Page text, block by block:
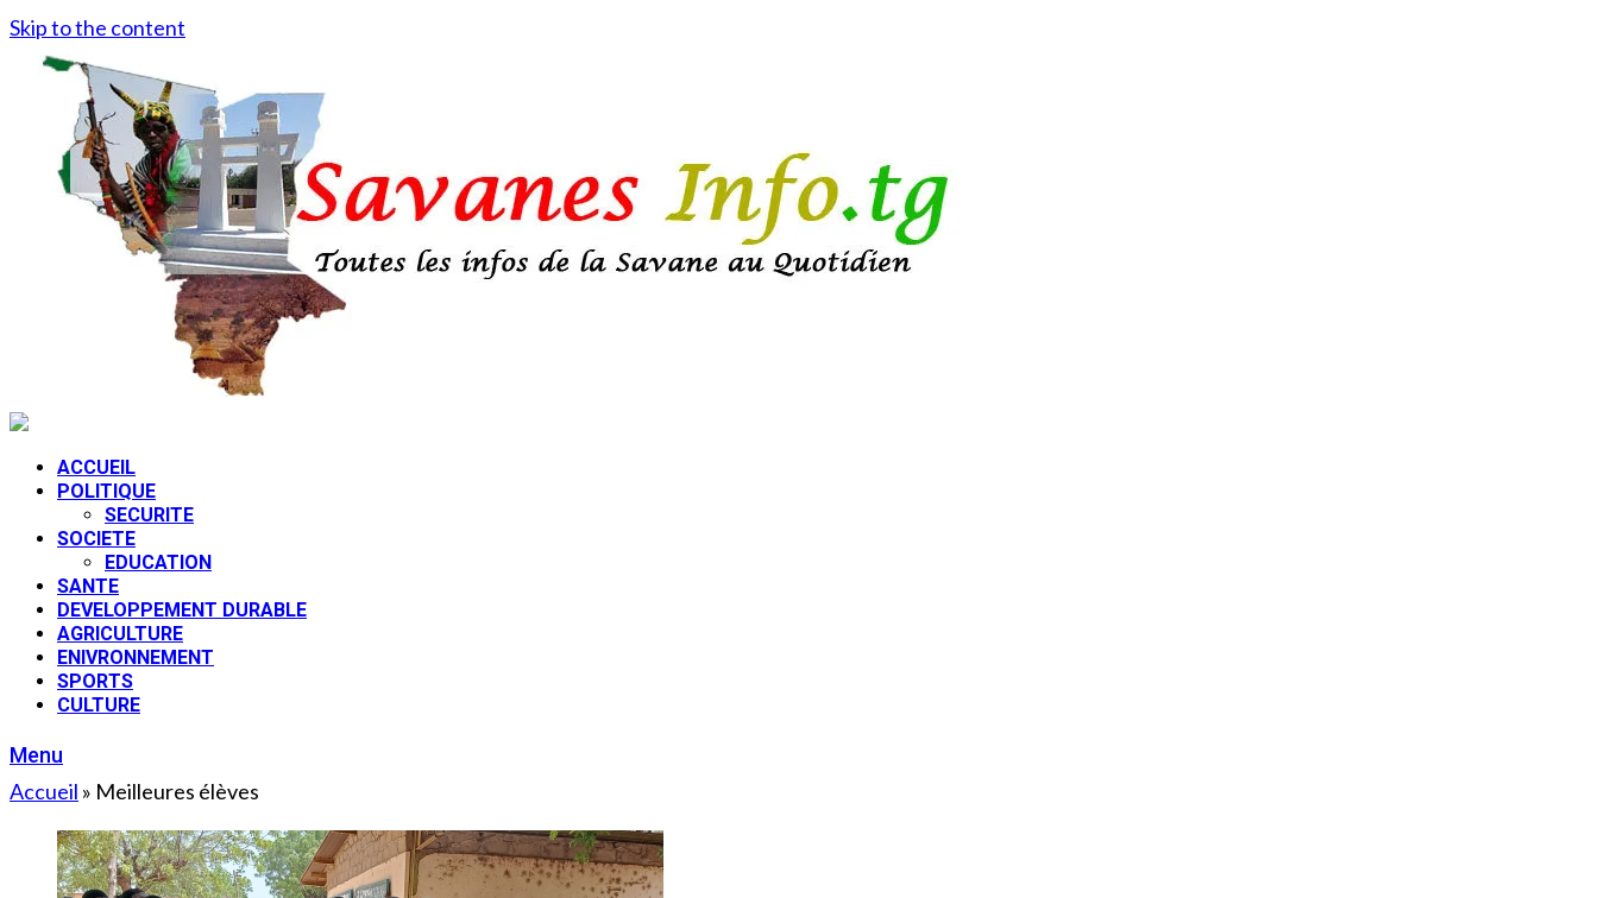
Skip to the content
ACCUEIL
POLITIQUE
SECURITE
SOCIETE
EDUCATION
SANTE
DEVELOPPEMENT DURABLE
AGRICULTURE
ENIVRONNEMENT
SPORTS
CULTURE
Menu
Accueil » Meilleures élèves